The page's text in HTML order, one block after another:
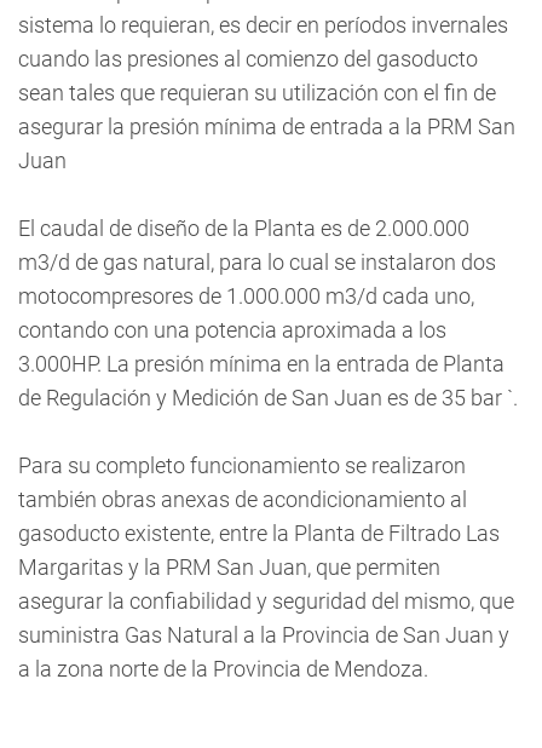
sistema lo requieran, es decir en períodos invernales
cuando las presiones al comienzo del gasoducto
sean tales que requieran su utilización con el fin de
asegurar la presión mínima de entrada a la PRM San
Juan
El caudal de diseño de la Planta es de 2.000.000
m3/d de gas natural, para lo cual se instalaron dos
motocompresores de 1.000.000 m3/d cada uno,
contando con una potencia aproximada a los
3.000HP. La presión mínima en la entrada de Planta
de Regulación y Medición de San Juan es de 35 bar `.
Para su completo funcionamiento se realizaron
también obras anexas de acondicionamiento al
gasoducto existente, entre la Planta de Filtrado Las
Margaritas y la PRM San Juan, que permiten
asegurar la confiabilidad y seguridad del mismo, que
suministra Gas Natural a la Provincia de San Juan y
a la zona norte de la Provincia de Mendoza.